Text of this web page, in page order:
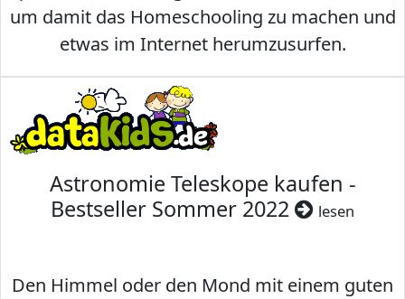
um damit das Homeschooling zu machen und
etwas im Internet herumzusurfen.
Astronomie Teleskope kaufen -
Bestseller Sommer 2022
lesen
Den Himmel oder den Mond mit einem guten